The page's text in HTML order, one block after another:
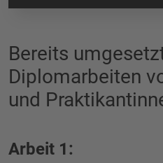
Bereits
Diplomarbeiten
und
Arbeit 1: